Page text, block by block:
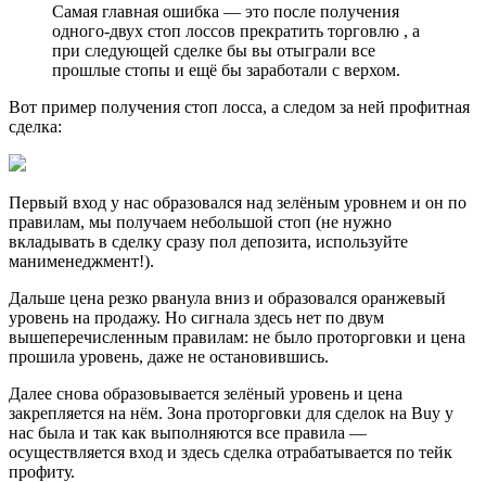
Самая главная ошибка — это после получения
одного-двух стоп лоссов прекратить торговлю , а
при следующей сделке бы вы отыграли все
прошлые стопы и ещё бы заработали с верхом.
Вот пример получения стоп лосса, а следом за ней профитная
сделка:
Первый вход у нас образовался над зелёным уровнем и он по
правилам, мы получаем небольшой стоп (не нужно
вкладывать в сделку сразу пол депозита, используйте
манименеджмент!).
Дальше цена резко рванула вниз и образовался оранжевый
уровень на продажу. Но сигнала здесь нет по двум
вышеперечисленным правилам: не было проторговки и цена
прошила уровень, даже не остановившись.
Далее снова образовывается зелёный уровень и цена
закрепляется на нём. Зона проторговки для сделок на Buy у
нас была и так как выполняются все правила —
осуществляется вход и здесь сделка отрабатывается по тейк
профиту.